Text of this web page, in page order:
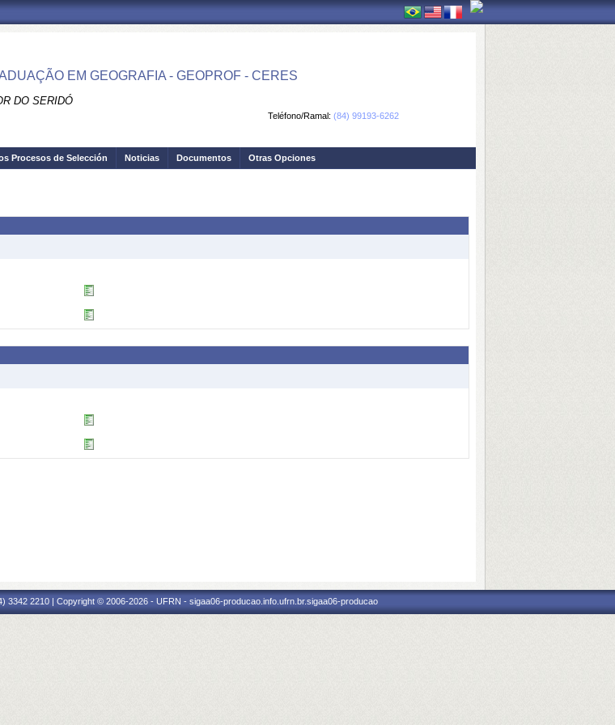
EM GEOGRAFIA - GEOPROF - CERES
DO SERIDÓ
Teléfono/Ramal: (84) 99193-6262
Procesos de Selección Noticias Documentos Otras Opciones
3342 2210 | Copyright © 2006-2026 - UFRN - sigaa06-producao.info.ufrn.br.sigaa06-producao